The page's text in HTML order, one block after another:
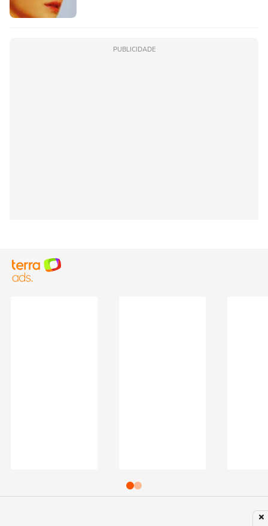
PUBLICIDADE